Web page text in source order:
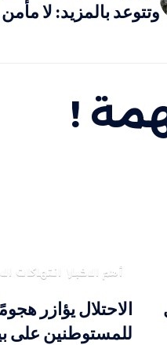
وتتوعد بالمزيد: لا
!
أهم الاخبار انتهاكات
الاحتلال يؤازر
للمستوطنين على